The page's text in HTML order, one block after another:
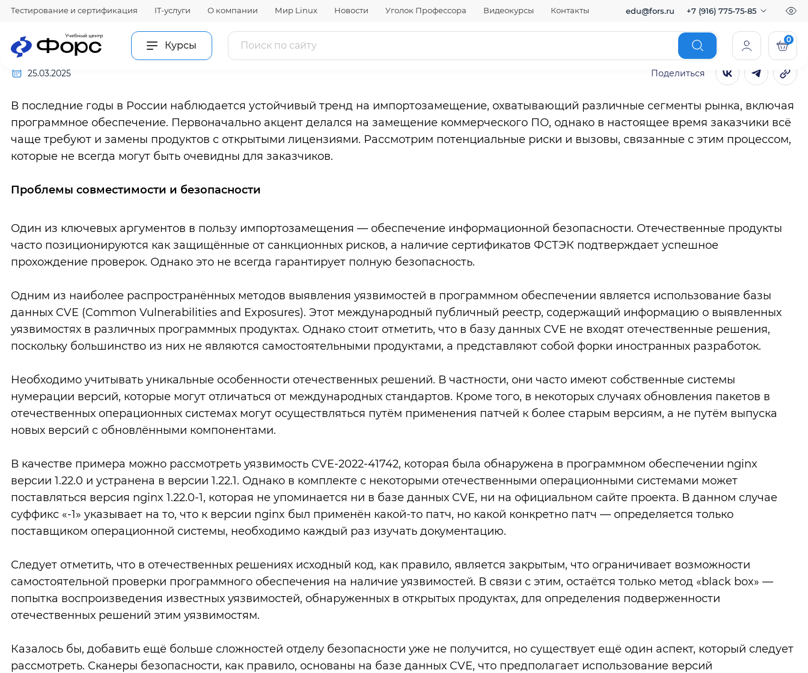
Тестирование и сертификация IT-услуги О компании Мир Linux Новости Уголок Профессора Видеокурсы Контакты edu@fors.ru +7 (916) 775-75-85
Курсы
Уголок профессора Проблемы совместимости и безопасности
Проблемы совместимости и безопасности
25.03.2025 Поделиться
В последние годы в России наблюдается устойчивый тренд на импортозамещение, охватывающий различные сегменты рынка, включая
программное обеспечение. Первоначально акцент делался на замещение коммерческого ПО, однако в настоящее время заказчики всё
чаще требуют и замены продуктов с открытыми лицензиями. Рассмотрим потенциальные риски и вызовы, связанные с этим процессом,
которые не всегда могут быть очевидны для заказчиков.
Проблемы совместимости и безопасности
Один из ключевых аргументов в пользу импортозамещения — обеспечение информационной безопасности. Отечественные продукты
часто позиционируются как защищённые от санкционных рисков, а наличие сертификатов ФСТЭК подтверждает успешное
прохождение проверок. Однако это не всегда гарантирует полную безопасность.
Одним из наиболее распространённых методов выявления уязвимостей в программном обеспечении является использование базы
данных CVE (Common Vulnerabilities and Exposures). Этот международный публичный реестр, содержащий информацию о выявленных
уязвимостях в различных программных продуктах. Однако стоит отметить, что в базу данных CVE не входят отечественные решения,
поскольку большинство из них не являются самостоятельными продуктами, а представляют собой форки иностранных разработок.
Необходимо учитывать уникальные особенности отечественных решений. В частности, они часто имеют собственные системы
нумерации версий, которые могут отличаться от международных стандартов. Кроме того, в некоторых случаях обновления пакетов в
отечественных операционных системах могут осуществляться путём применения патчей к более старым версиям, а не путём выпуска
новых версий с обновлёнными компонентами.
В качестве примера можно рассмотреть уязвимость CVE-2022-41742, которая была обнаружена в программном обеспечении nginx
версии 1.22.0 и устранена в версии 1.22.1. Однако в комплекте с некоторыми отечественными операционными системами может
поставляться версия nginx 1.22.0-1, которая не упоминается ни в базе данных CVE, ни на официальном сайте проекта. В данном случае
суффикс «-1» указывает на то, что к версии nginx был применён какой-то патч, но какой конкретно патч — определяется только
поставщиком операционной системы, необходимо каждый раз изучать документацию.
Следует отметить, что в отечественных решениях исходный код, как правило, является закрытым, что ограничивает возможности
самостоятельной проверки программного обеспечения на наличие уязвимостей. В связи с этим, остаётся только метод «black box» —
попытка воспроизведения известных уязвимостей, обнаруженных в открытых продуктах, для определения подверженности
отечественных решений этим уязвимостям.
Казалось бы, добавить ещё больше сложностей отделу безопасности уже не получится, но существует ещё один аспект, который следует
рассмотреть. Сканеры безопасности, как правило, основаны на базе данных CVE, что предполагает использование версий